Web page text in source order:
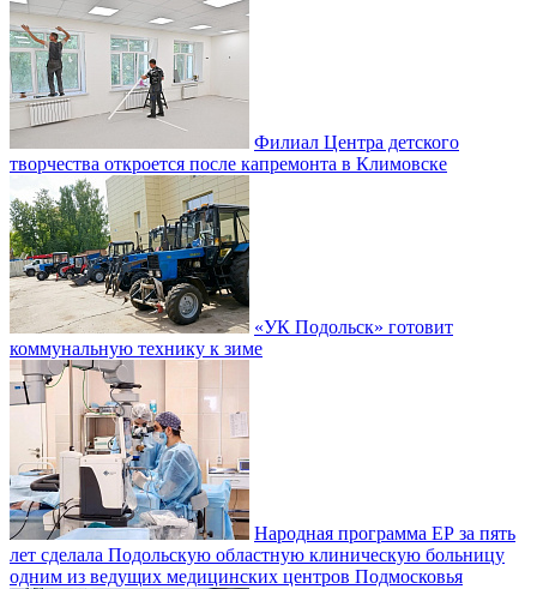
Филиал Центра детского
творчества откроется после капремонта в Климовске
«УК Подольск» готовит
коммунальную технику к зиме
Народная программа ЕР за пять
лет сделала Подольскую областную клиническую больницу
одним из ведущих медицинских центров Подмосковья